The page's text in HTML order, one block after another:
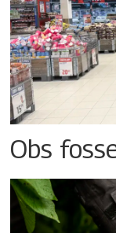
Obs